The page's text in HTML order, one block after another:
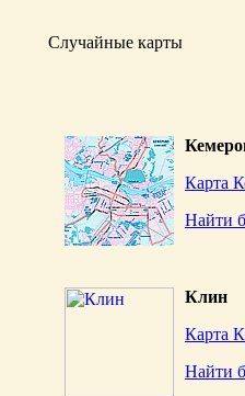
Случайные карты
Карта
Найти
Клин
Карта
Найти